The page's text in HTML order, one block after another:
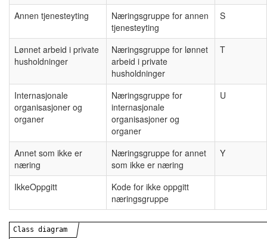
Annen tjenesteyting
Næringsgruppe for annen
tjenesteyting
S
Lønnet arbeid i private
husholdninger
Næringsgruppe for lønnet
arbeid i private
husholdninger
T
Internasjonale
organisasjoner og
organer
Næringsgruppe for
internasjonale
organisasjoner og
organer
U
Annet som ikke er
næring
Næringsgruppe for annet
som ikke er næring
Y
IkkeOppgitt
Kode for ikke oppgitt
næringsgruppe